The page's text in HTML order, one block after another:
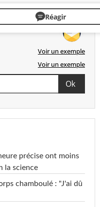
Réagir
Voir un exemple
Voir un exemple
précise ont moins
la science
chamboulé : "J'ai dû